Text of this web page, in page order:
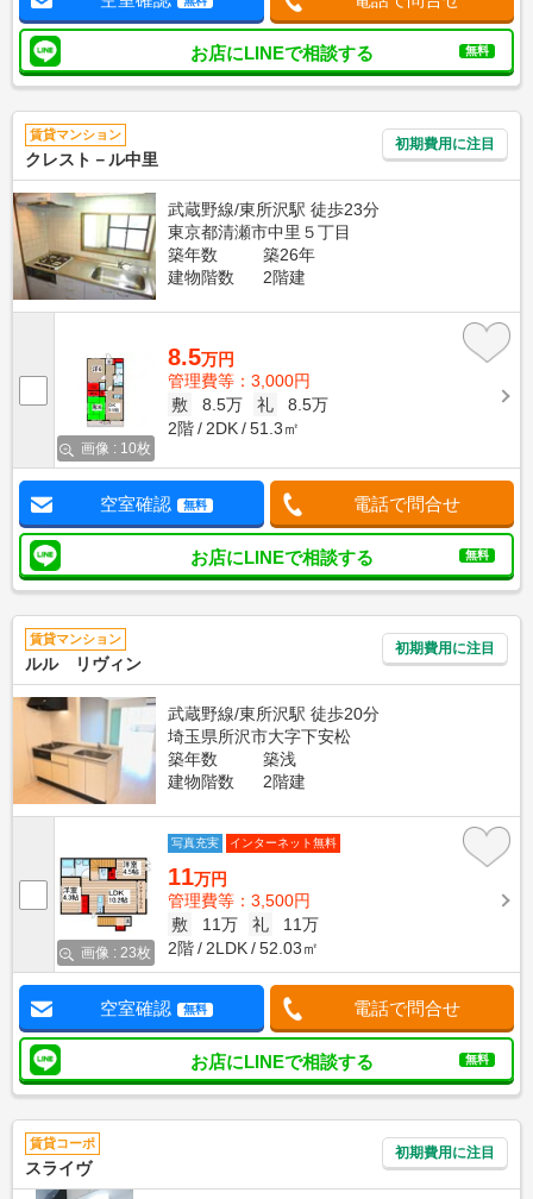
お店にLINEで相談する 無料
賃貸マンション
クレスト－ル中里
初期費用に注目
武蔵野線/東所沢駅 徒歩23分
東京都清瀬市中里５丁目
築年数
築26年
建物階数
2階建
画像 : 10枚
8.5万円
管理費等：3,000円
敷
8.5万 礼
8.5万
2階
2DK 51.3㎡
空室確認 無料 電話で問合せ
お店にLINEで相談する 無料
賃貸マンション
ルル リヴィン
初期費用に注目
武蔵野線/東所沢駅 徒歩20分
埼玉県所沢市大字下安松
築年数
築浅
建物階数
2階建
画像 : 23枚
写真充実 インターネット無料
11万円
管理費等：3,500円
敷
11万 礼
11万
2階
2LDK 52.03㎡
空室確認 無料 電話で問合せ
お店にLINEで相談する 無料
賃貸コーポ
スライヴ
初期費用に注目